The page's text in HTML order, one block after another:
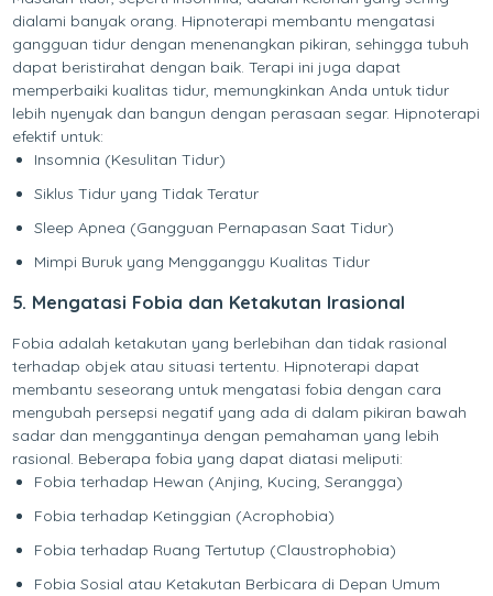
dialami banyak orang. Hipnoterapi membantu mengatasi
gangguan tidur dengan menenangkan pikiran, sehingga tubuh
dapat beristirahat dengan baik. Terapi ini juga dapat
memperbaiki kualitas tidur, memungkinkan Anda untuk tidur
lebih nyenyak dan bangun dengan perasaan segar. Hipnoterapi
efektif untuk:
Insomnia (Kesulitan Tidur)
Siklus Tidur yang Tidak Teratur
Sleep Apnea (Gangguan Pernapasan Saat Tidur)
Mimpi Buruk yang Mengganggu Kualitas Tidur
5. Mengatasi Fobia dan Ketakutan Irasional
Fobia adalah ketakutan yang berlebihan dan tidak rasional
terhadap objek atau situasi tertentu. Hipnoterapi dapat
membantu seseorang untuk mengatasi fobia dengan cara
mengubah persepsi negatif yang ada di dalam pikiran bawah
sadar dan menggantinya dengan pemahaman yang lebih
rasional. Beberapa fobia yang dapat diatasi meliputi:
Fobia terhadap Hewan (Anjing, Kucing, Serangga)
Fobia terhadap Ketinggian (Acrophobia)
Fobia terhadap Ruang Tertutup (Claustrophobia)
Fobia Sosial atau Ketakutan Berbicara di Depan Umum